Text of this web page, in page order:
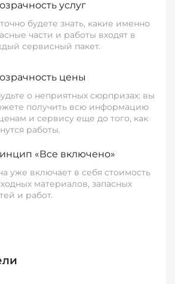
услуг
будете знать, какие именно
части и работы входят в
сервисный пакет.
цены
о неприятных сюрпризах: вы
получить всю информацию
и сервису еще до того, как
работы.
«Все включено»
уже включает в себя стоимость
материалов, запасных
и работ.